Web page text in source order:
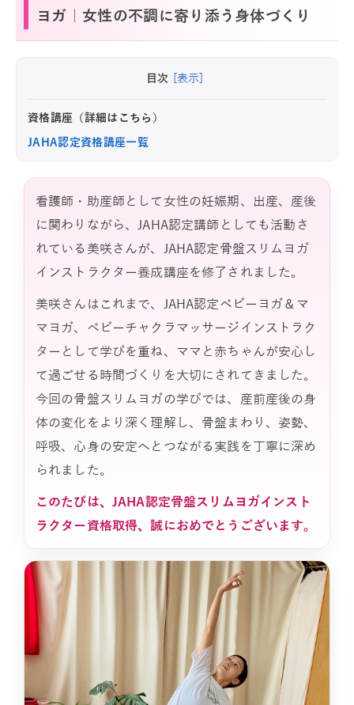
ヨガ｜女性の不調に寄り添う身体づくり
目次 [表示]
資格講座（詳細はこちら）
JAHA認定資格講座一覧
看護師・助産師として女性の妊娠期、出産、産後
に関わりながら、JAHA認定講師としても活動さ
れている美咲さんが、JAHA認定骨盤スリムヨガ
インストラクター養成講座を修了されました。
美咲さんはこれまで、JAHA認定ベビーヨガ＆マ
マヨガ、ベビーチャクラマッサージインストラク
ターとして学びを重ね、ママと赤ちゃんが安心し
て過ごせる時間づくりを大切にされてきました。
今回の骨盤スリムヨガの学びでは、産前産後の身
体の変化をより深く理解し、骨盤まわり、姿勢、
呼吸、心身の安定へとつながる実践を丁寧に深め
られました。
このたびは、JAHA認定骨盤スリムヨガインスト
ラクター資格取得、誠におめでとうございます。